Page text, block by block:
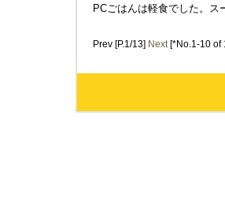
PCごはんは軽食でした。
Prev [P.1/13] Next[*No.1-10 of